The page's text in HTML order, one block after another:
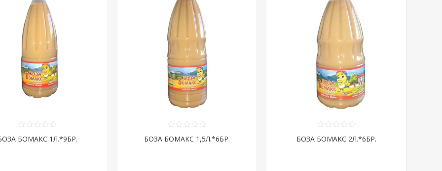
БОМАКС 1Л.*9БР. БОЗА БОМАКС 1,5Л.*6БР. БОЗА БОМАКС 2Л.*6БР.